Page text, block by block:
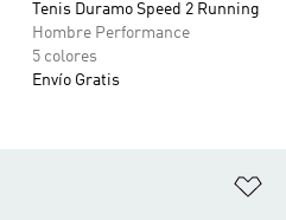
Tenis Duramo Speed 2 Running
Hombre Performance
5 colores
Envío Gratis